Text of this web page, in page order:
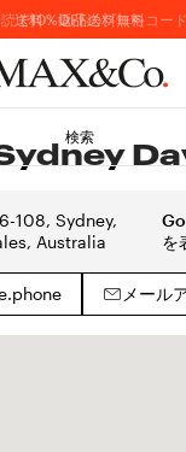
送料・返品送料無料
で10%OFFのプロモコー
検索
108, Sydney,
Australia
を
メール